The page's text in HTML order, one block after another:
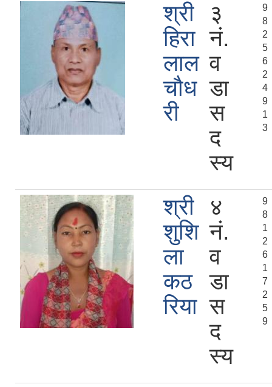
श्री
हिरा
लाल
चौध
री
३
नं.
व
डा
स
द
स्य
9
8
2
5
6
2
4
9
1
3
श्री
शुशि
ला
कठ
रिया
४
नं.
व
डा
स
द
स्य
9
8
1
2
6
1
7
2
5
9